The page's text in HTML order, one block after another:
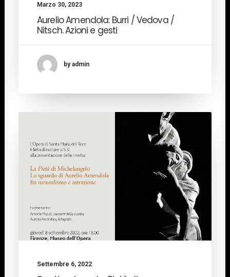
Marzo 30, 2023
Aurelio Amendola: Burri / Vedova /
Nitsch. Azioni e gesti
by admin
Settembre 6, 2022